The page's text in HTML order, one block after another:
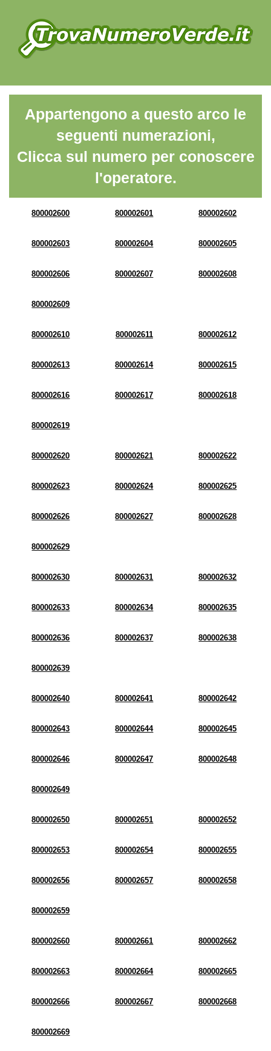
Appartengono a questo arco le
seguenti numerazioni,
Clicca sul numero per conoscere
l'operatore.
800002600 800002601 800002602
800002603 800002604 800002605
800002606 800002607 800002608
800002609
800002610 800002611 800002612
800002613 800002614 800002615
800002616 800002617 800002618
800002619
800002620 800002621 800002622
800002623 800002624 800002625
800002626 800002627 800002628
800002629
800002630 800002631 800002632
800002633 800002634 800002635
800002636 800002637 800002638
800002639
800002640 800002641 800002642
800002643 800002644 800002645
800002646 800002647 800002648
800002649
800002650 800002651 800002652
800002653 800002654 800002655
800002656 800002657 800002658
800002659
800002660 800002661 800002662
800002663 800002664 800002665
800002666 800002667 800002668
800002669